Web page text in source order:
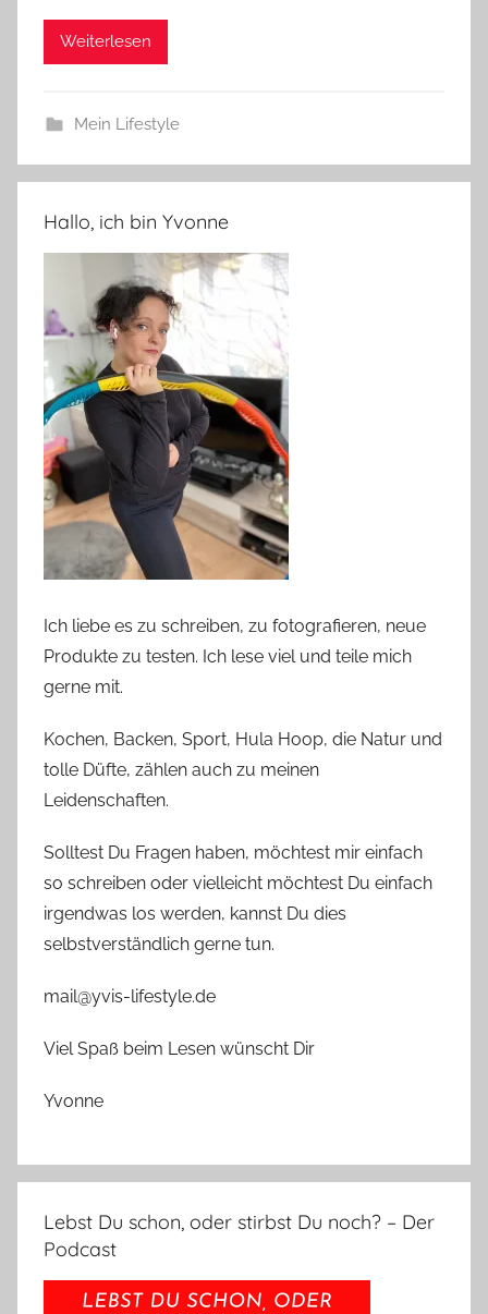
Weiterlesen
Mein Lifestyle
Hallo, ich bin Yvonne
Ich liebe es zu schreiben, zu fotografieren, neue
Produkte zu testen. Ich lese viel und teile mich
gerne mit.
Kochen, Backen, Sport, Hula Hoop, die Natur und
tolle Düfte, zählen auch zu meinen
Leidenschaften.
Solltest Du Fragen haben, möchtest mir einfach
so schreiben oder vielleicht möchtest Du einfach
irgendwas los werden, kannst Du dies
selbstverständlich gerne tun.
mail@yvis-lifestyle.de
Viel Spaß beim Lesen wünscht Dir
Yvonne
Lebst Du schon, oder stirbst Du noch? – Der
Podcast